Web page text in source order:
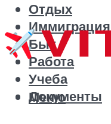
Отдых
Иммиграция
Быт
Работа
Учеба
Документы
Меню